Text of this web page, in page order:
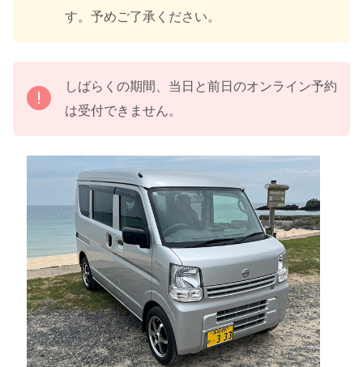
す。予めご了承ください。
しばらくの期間、当日と前日のオンライン予約
は受付できません。